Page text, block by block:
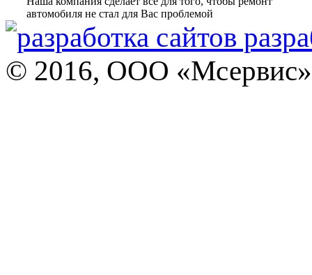
автомобиля не стал для Вас проблемой
© 2016, ООО